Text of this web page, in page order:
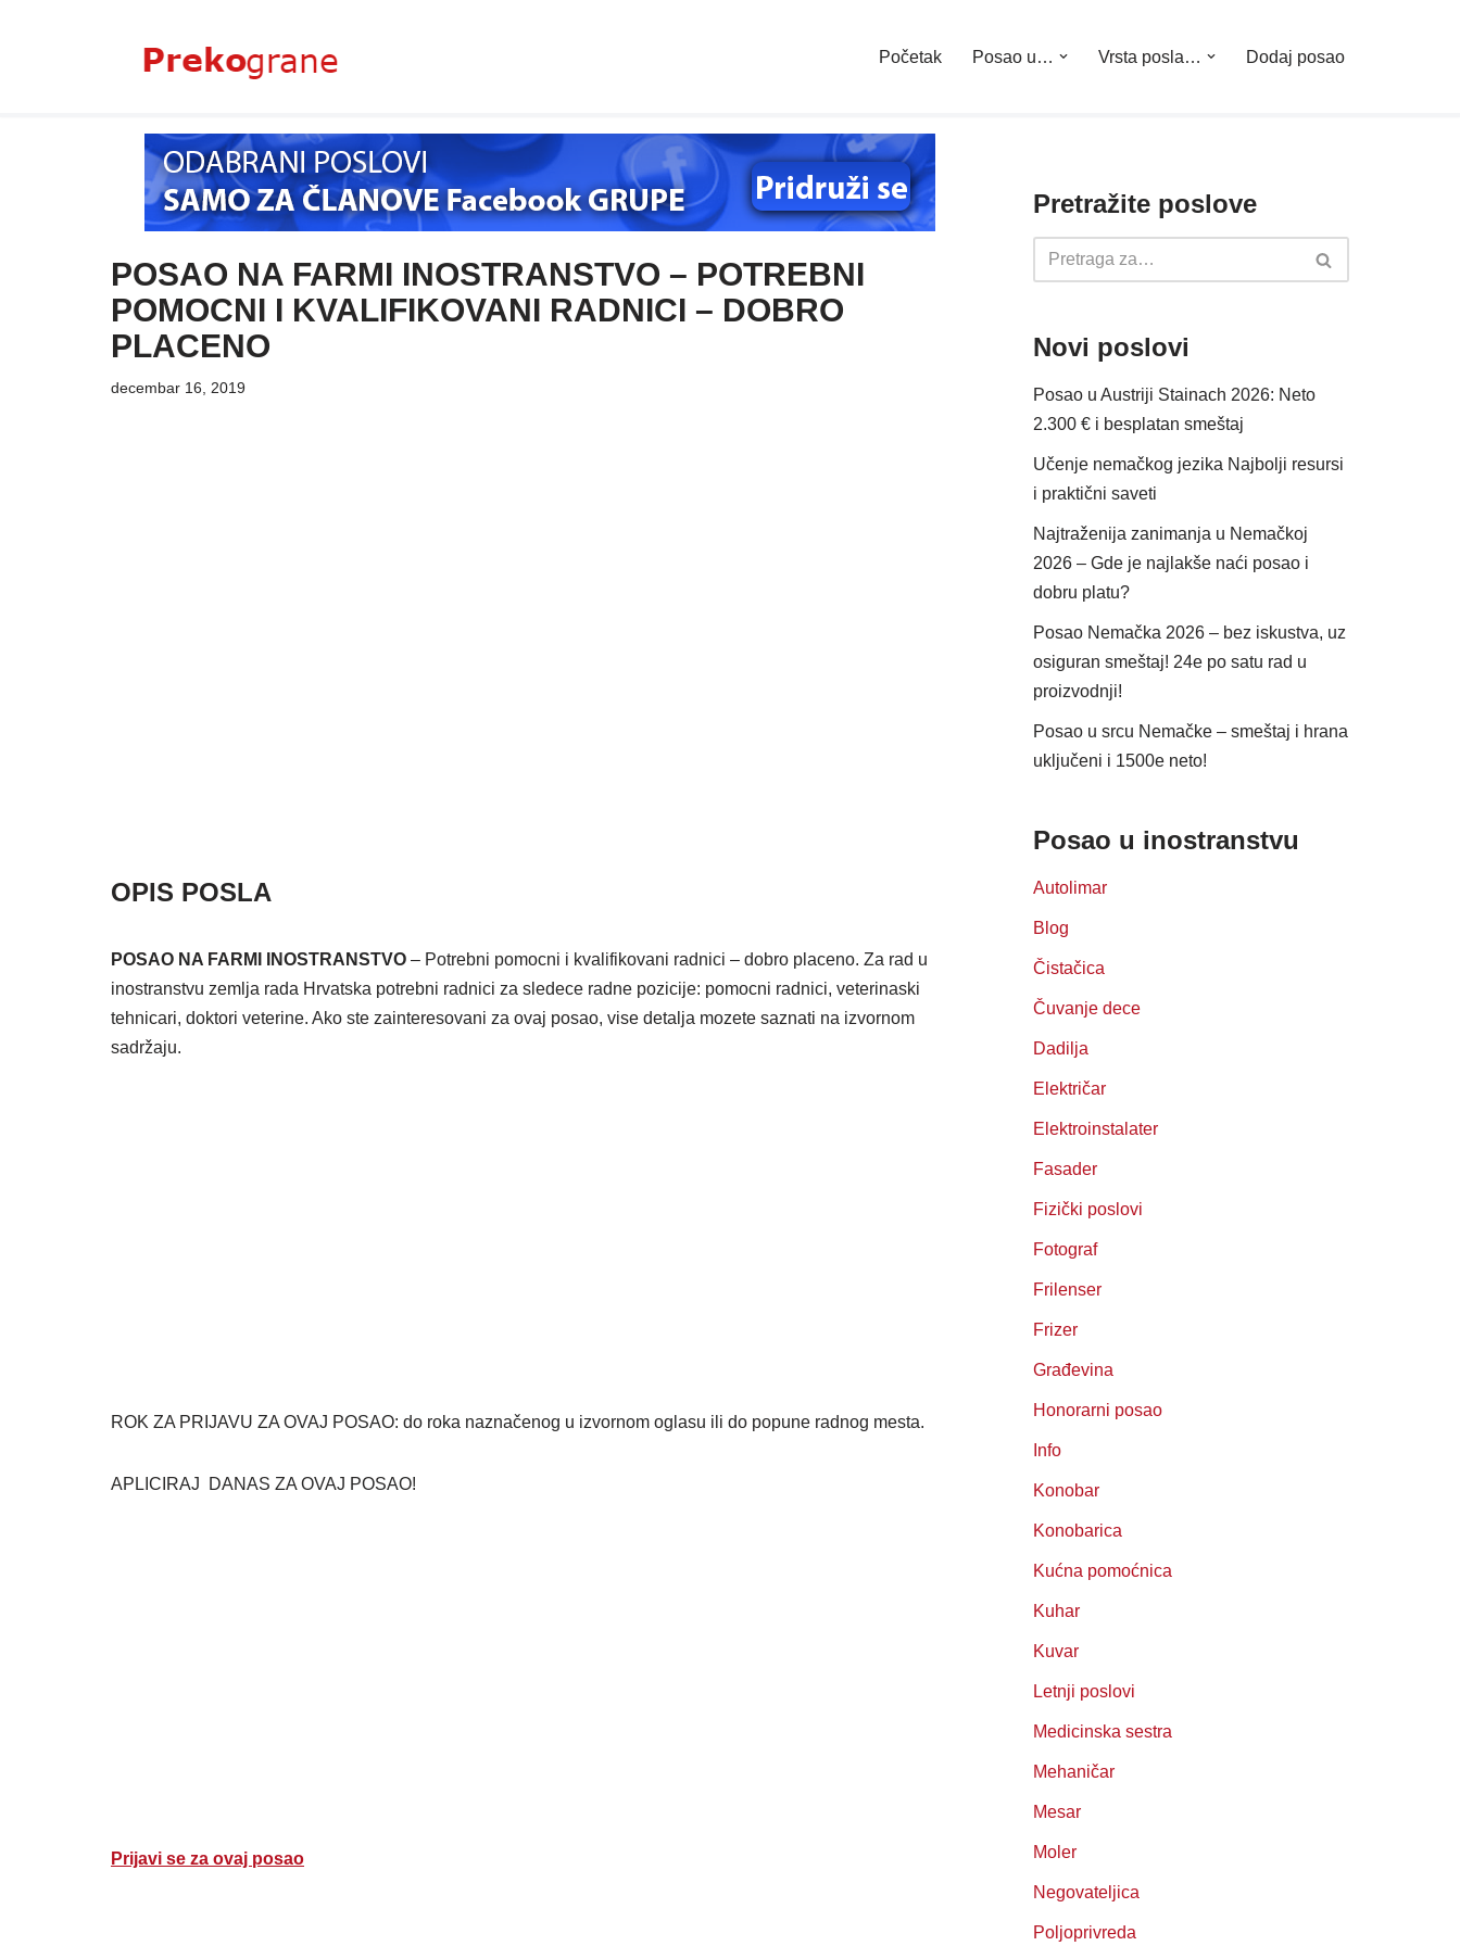
Početak Posao u… Vrsta posla… Dodaj posao
POSAO NA FARMI INOSTRANSTVO – POTREBNI
POMOCNI I KVALIFIKOVANI RADNICI – DOBRO
PLACENO
decembar 16, 2019
OPIS POSLA
POSAO NA FARMI INOSTRANSTVO – Potrebni pomocni i kvalifikovani radnici – dobro placeno. Za rad u
inostranstvu zemlja rada Hrvatska potrebni radnici za sledece radne pozicije: pomocni radnici, veterinaski
tehnicari, doktori veterine. Ako ste zainteresovani za ovaj posao, vise detalja mozete saznati na izvornom
sadržaju.
ROK ZA PRIJAVU ZA OVAJ POSAO: do roka naznačenog u izvornom oglasu ili do popune radnog mesta.
APLICIRAJ DANAS ZA OVAJ POSAO!
Prijavi se za ovaj posao
Pretražite poslove
Novi poslovi
Posao u Austriji Stainach 2026: Neto
2.300 € i besplatan smeštaj
Učenje nemačkog jezika Najbolji resursi
i praktični saveti
Najtraženija zanimanja u Nemačkoj
2026 – Gde je najlakše naći posao i
dobru platu?
Posao Nemačka 2026 – bez iskustva, uz
osiguran smeštaj! 24e po satu rad u
proizvodnji!
Posao u srcu Nemačke – smeštaj i hrana
uključeni i 1500e neto!
Posao u inostranstvu
Autolimar
Blog
Čistačica
Čuvanje dece
Dadilja
Električar
Elektroinstalater
Fasader
Fizički poslovi
Fotograf
Frilenser
Frizer
Građevina
Honorarni posao
Info
Konobar
Konobarica
Kućna pomoćnica
Kuhar
Kuvar
Letnji poslovi
Medicinska sestra
Mehaničar
Mesar
Moler
Negovateljica
Poljoprivreda